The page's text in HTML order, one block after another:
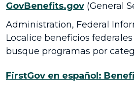
GovBenefits.gov (General
Administration, Federal
Localice beneficios
busque programas por
FirstGov en español: